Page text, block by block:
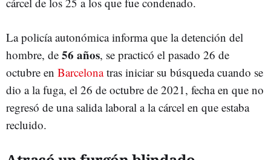
La policía autonómica informa que la detención del
hombre, de 56 años, se practicó el pasado 26 de
octubre en Barcelonatras iniciar su búsqueda cuando se
dio a la fuga, el 26 de octubre de 2021, fecha en que no
regresó de una salida laboral a la cárcel en que estaba
recluido.